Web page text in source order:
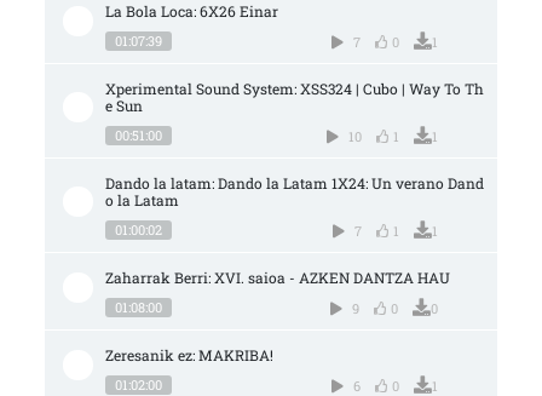
La Bola Loca: 6X26 Einar
01:07:39 7 0 1
Xperimental Sound System: XSS324 | Cubo | Way To Th
e Sun
00:51:00 10 1 1
Dando la latam: Dando la Latam 1X24: Un verano Dand
o la Latam
01:00:02 7 1 1
Zaharrak Berri: XVI. saioa - AZKEN DANTZA HAU
01:08:00 9 0 0
Zeresanik ez: MAKRIBA!
01:02:00 6 0 1